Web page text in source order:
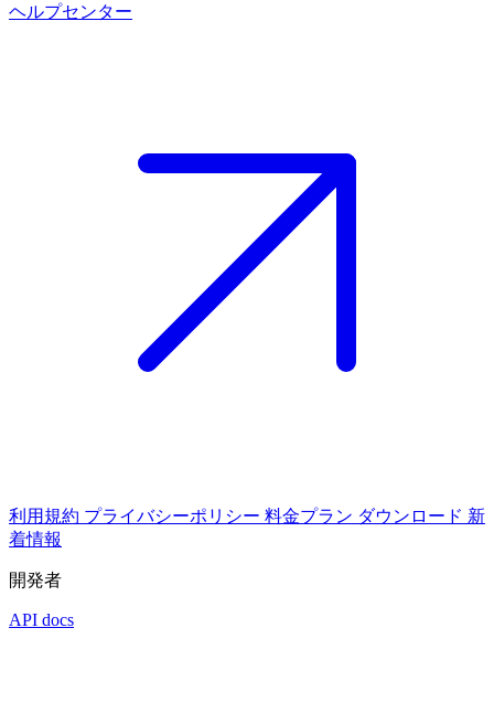
ヘルプセンター
利用規約 プライバシーポリシー 料金プラン ダウンロード 新
着情報
開発者
API docs